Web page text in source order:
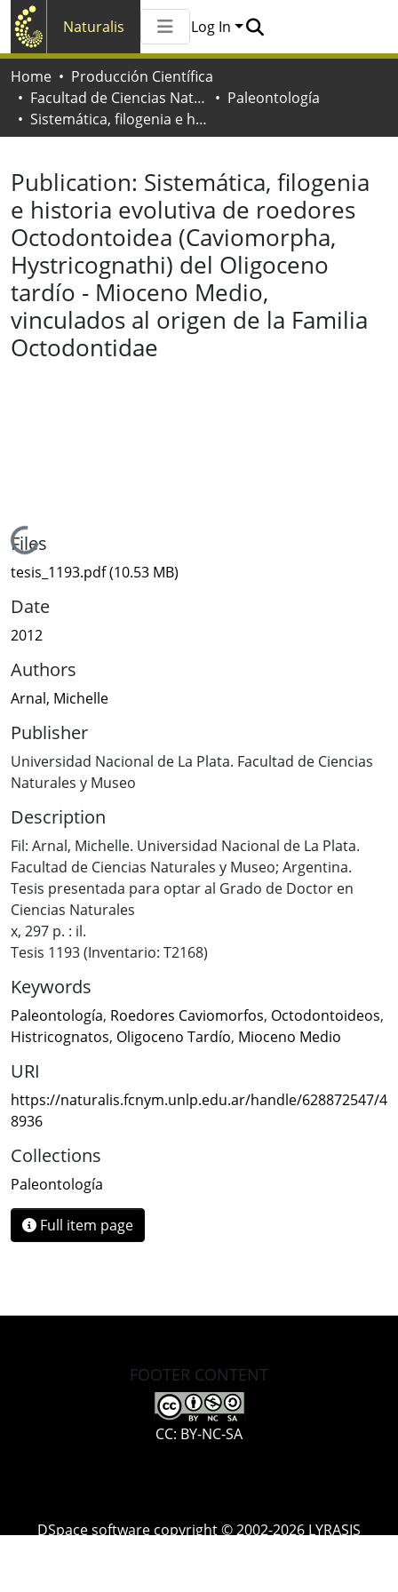
Naturalis
All of Naturalis
Log In
Home
Producción Científica
Facultad de Ciencias Naturales y Museo
Paleontología
Sistemática, filogenia e historia evolutiva de roedores Octodontoidea (Caviomorpha, Hystricognathi) del Oligoceno tardío - Mioceno Medio, vinculados al origen de la Familia Octodontidae
Publication: Sistemática, filogenia
e historia evolutiva de roedores
Octodontoidea (Caviomorpha,
Hystricognathi) del Oligoceno
tardío - Mioceno Medio,
vinculados al origen de la Familia
Octodontidae
Loading...
Files
tesis_1193.pdf(10.53 MB)
Date
2012
Authors
Arnal, Michelle
Publisher
Universidad Nacional de La Plata. Facultad de Ciencias
Naturales y Museo
Description
Fil: Arnal, Michelle. Universidad Nacional de La Plata.
Facultad de Ciencias Naturales y Museo; Argentina.
Tesis presentada para optar al Grado de Doctor en
Ciencias Naturales
x, 297 p. : il.
Tesis 1193 (Inventario: T2168)
Keywords
Paleontología, Roedores Caviomorfos, Octodontoideos,
Histricognatos, Oligoceno Tardío, Mioceno Medio
URI
https://naturalis.fcnym.unlp.edu.ar/handle/628872547/4
8936
Collections
Paleontología
Full item page
FOOTER CONTENT
CC: BY-NC-SA
DSpace software copyright © 2002-2026 LYRASIS